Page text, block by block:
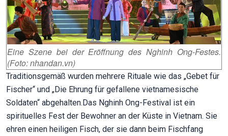
Eine Szene bei der Eröffnung des Nghinh Ong-Festes.
(Foto: nhandan.vn)
Traditionsgemäß wurden mehrere Rituale wie das „Gebet für
Fischer“ und „Die Ehrung für gefallene vietnamesische
Soldaten“ abgehalten.Das Nghinh Ong-Festival ist ein
spirituelles Fest der Bewohner an der Küste in Vietnam. Sie
ehren einen heiligen Fisch, der sie dann beim Fischfang